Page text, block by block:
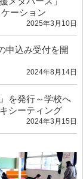
ーション
2025年3月10日
申込み受付を開
2024年8月14日
を発行～学校へ
シーティング
2024年3月15日